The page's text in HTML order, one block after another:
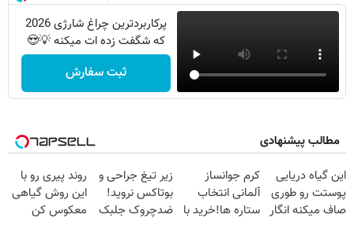
پرکاربردترین چراغ شارژی 2026
که شگفت زده ات میکنه 💡😍
ثبت سفارش
مطالب پیشنهادی
این گیاه دریایی
پوستت رو طوری
صاف میکنه انگار
کرم جوانساز
آلمانی انتخاب
ستاره ها!خرید با
زیر تیغ جراحی و
بوتاکس نروید!
ضدچروک جلبک
روند پیری رو با
این روش گیاهی
معکوس کن